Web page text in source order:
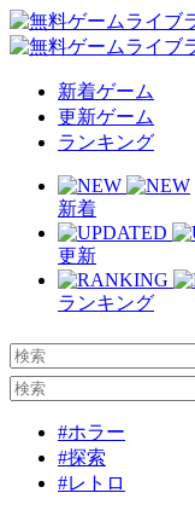
新着ゲーム
更新ゲーム
ランキング
新着
更新
ランキング
#ホラー
#探索
#レトロ